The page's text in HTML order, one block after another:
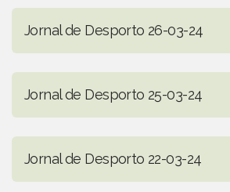
Jornal de Desporto 26-03-24
Jornal de Desporto 25-03-24
Jornal de Desporto 22-03-24